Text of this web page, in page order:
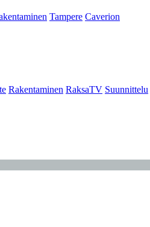
Tampere Caverion
Rakentaminen RaksaTV Suunnittelu